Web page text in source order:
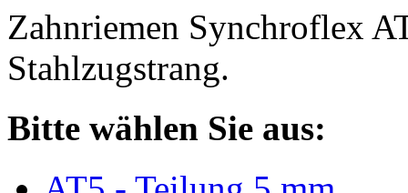
Zahnriemen Synchroflex
Stahlzugstrang.
Bitte wählen Sie aus: